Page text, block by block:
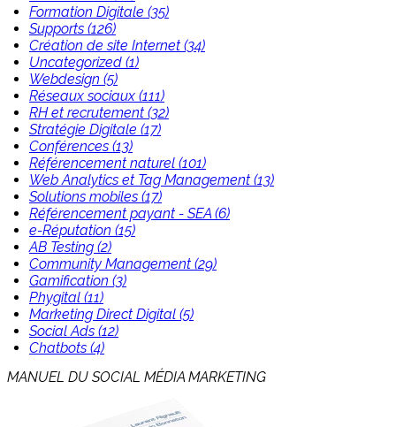
Formation Digitale (35)
Supports (126)
Création de site Internet (34)
Uncategorized (1)
Webdesign (5)
Réseaux sociaux (111)
RH et recrutement (32)
Stratégie Digitale (17)
Conférences (13)
Référencement naturel (101)
Web Analytics et Tag Management (13)
Solutions mobiles (17)
Référencement payant - SEA (6)
e-Réputation (15)
AB Testing (2)
Community Management (29)
Gamification (3)
Phygital (11)
Marketing Direct Digital (5)
Social Ads (12)
Chatbots (4)
MANUEL DU SOCIAL MÉDIA MARKETING